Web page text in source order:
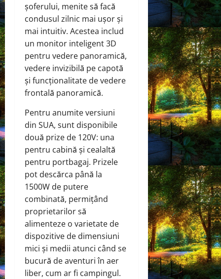
șoferului, menite să facă
condusul zilnic mai ușor și
mai intuitiv. Acestea includ
un monitor inteligent 3D
pentru vedere panoramică,
vedere invizibilă pe capotă
și funcționalitate de vedere
frontală panoramică.
Pentru anumite versiuni
din SUA, sunt disponibile
două prize de 120V: una
pentru cabină și cealaltă
pentru portbagaj. Prizele
pot descărca până la
1500W de putere
combinată, permițând
proprietarilor să
alimenteze o varietate de
dispozitive de dimensiuni
mici și medii atunci când se
bucură de aventuri în aer
liber, cum ar fi campingul.